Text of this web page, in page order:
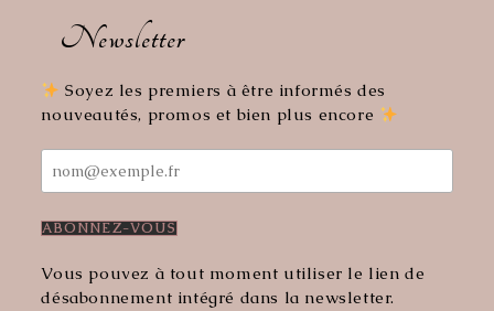
un
onglet
un
onglet
Newsletter
Soyez les premiers à être informés des
nouveautés, promos et bien plus encore
Vous pouvez à tout moment utiliser le lien de
désabonnement intégré dans la newsletter.